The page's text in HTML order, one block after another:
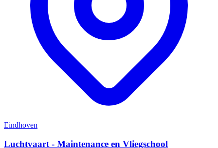
Eindhoven
Luchtvaart - Maintenance en Vliegschool